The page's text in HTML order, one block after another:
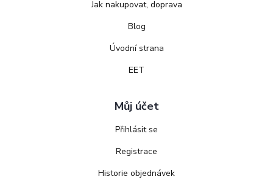
Jak nakupovat, doprava
Blog
Úvodní strana
EET
Můj účet
Přihlásit se
Registrace
Historie objednávek